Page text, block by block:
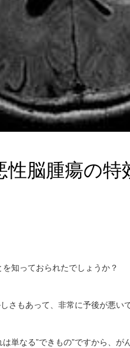
性脳腫瘍の特
知っておられたでしょうか？
さもあって、非常に予後が悪いで
は単なる”できもの”ですから、が